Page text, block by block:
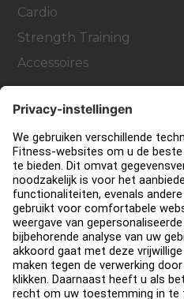
Cardio
Strength Training
Accessoires
Service Hub
Onderwijs Hub
Over
Vind een distributeur
Zoek een Winkel
Legaal